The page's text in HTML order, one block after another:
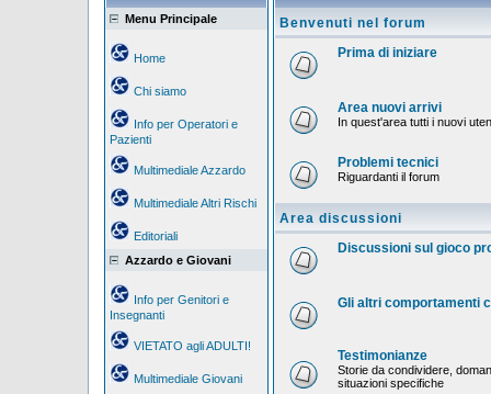
Menu Principale
Home
Chi siamo
Info per Operatori e
Pazienti
Multimediale Azzardo
Multimediale Altri Rischi
Editoriali
Azzardo e Giovani
Info per Genitori e
Insegnanti
VIETATO agli ADULTI!
Multimediale Giovani
Benvenuti nel forum
Prima di iniziare
Area nuovi arrivi
In quest'area tutti i nuovi
Problemi tecnici
Riguardanti il forum
Area discussioni
Discussioni sul gioco
Gli altri comportamenti
Testimonianze
Storie da condividere,
situazioni specifiche